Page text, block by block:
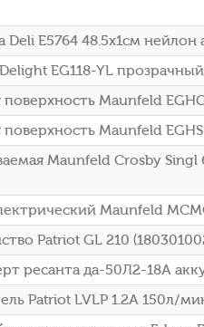
E5764 48.5х1см
Delight EG118-YL
поверхность Maunfeld
поверхность Maunfeld
Maunfeld Crosby
Maunfeld
Patriot GL 210
ресанта да-50Л2-18А
Patriot LVLP 1.2A 150л/